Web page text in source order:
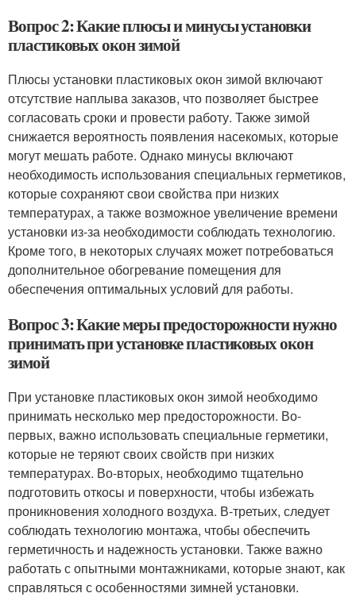
Вопрос 2: Какие плюсы и минусы установки
пластиковых окон зимой
Плюсы установки пластиковых окон зимой включают
отсутствие наплыва заказов, что позволяет быстрее
согласовать сроки и провести работу. Также зимой
снижается вероятность появления насекомых, которые
могут мешать работе. Однако минусы включают
необходимость использования специальных герметиков,
которые сохраняют свои свойства при низких
температурах, а также возможное увеличение времени
установки из-за необходимости соблюдать технологию.
Кроме того, в некоторых случаях может потребоваться
дополнительное обогревание помещения для
обеспечения оптимальных условий для работы.
Вопрос 3: Какие меры предосторожности нужно
принимать при установке пластиковых окон
зимой
При установке пластиковых окон зимой необходимо
принимать несколько мер предосторожности. Во-
первых, важно использовать специальные герметики,
которые не теряют своих свойств при низких
температурах. Во-вторых, необходимо тщательно
подготовить откосы и поверхности, чтобы избежать
проникновения холодного воздуха. В-третьих, следует
соблюдать технологию монтажа, чтобы обеспечить
герметичность и надежность установки. Также важно
работать с опытными монтажниками, которые знают, как
справляться с особенностями зимней установки.